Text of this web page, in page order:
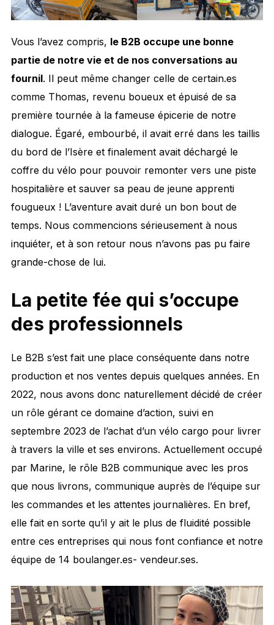
Vous l’avez compris, le B2B occupe une bonne
partie de notre vie et de nos conversations au
fournil. Il peut même changer celle de certain.es
comme Thomas, revenu boueux et épuisé de sa
première tournée à la fameuse épicerie de notre
dialogue. Égaré, embourbé, il avait erré dans les taillis
du bord de l’Isère et finalement avait déchargé le
coffre du vélo pour pouvoir remonter vers une piste
hospitalière et sauver sa peau de jeune apprenti
fougueux ! L’aventure avait duré un bon bout de
temps. Nous commencions sérieusement à nous
inquiéter, et à son retour nous n’avons pas pu faire
grande-chose de lui.
La petite fée qui s’occupe
des professionnels
Le B2B s’est fait une place conséquente dans notre
production et nos ventes depuis quelques années. En
2022, nous avons donc naturellement décidé de créer
un rôle gérant ce domaine d’action, suivi en
septembre 2023 de l’achat d’un vélo cargo pour livrer
à travers la ville et ses environs. Actuellement occupé
par Marine, le rôle B2B communique avec les pros
que nous livrons, communique auprès de l’équipe sur
les commandes et les attentes journalières. En bref,
elle fait en sorte qu’il y ait le plus de fluidité possible
entre ces entreprises qui nous font confiance et notre
équipe de 14 boulanger.es- vendeur.ses.